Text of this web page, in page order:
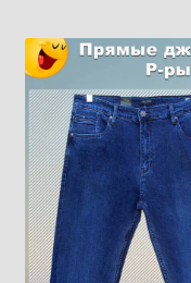
Оплата, доставка
Контакты
Примерочная